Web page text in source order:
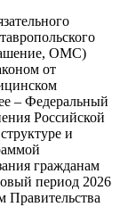
ОМС)
от
– Федеральный
Российской
и
гражданам
период 2026
Правительства